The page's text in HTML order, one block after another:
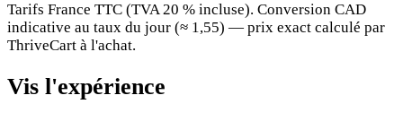
Tarifs France TTC (TVA 20 % incluse). Conversion CAD
indicative au taux du jour (≈ 1,55) — prix exact calculé par
ThriveCart à l'achat.
Vis l'expérience